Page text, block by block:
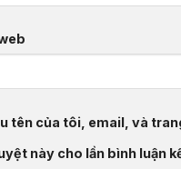
tên của tôi, email, và
này cho lần bình luận